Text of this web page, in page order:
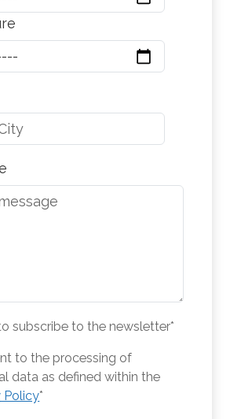
subscribe to the newsletter*
to the processing of
data as defined within the
Policy*